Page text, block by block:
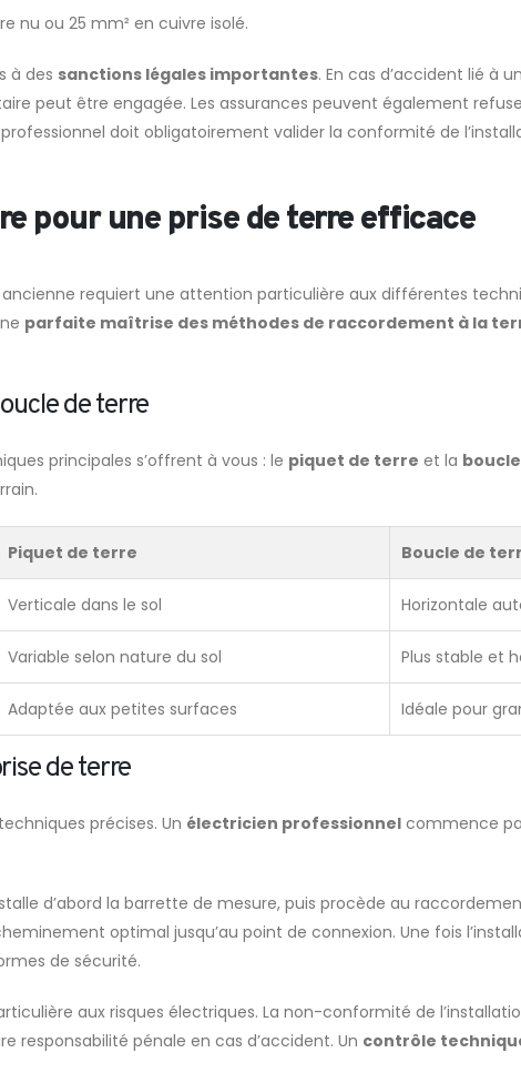
nu ou 25 mm² en cuivre isolé.
à des sanctions légales importantes. En cas d’accident lié à
peut être engagée. Les assurances peuvent également
doit obligatoirement valider la conformité de
pour une prise de terre efficace
requiert une attention particulière aux différentes
parfaite maîtrise des méthodes de raccordement à la
de terre
principales s’offrent à vous : le piquet de terre et la
Piquet de terre Boucle de
Verticale dans le sol Horizontale
Variable selon nature du sol Plus stable et
Adaptée aux petites surfaces Idéale pour
de terre
précises. Un électricien professionnel commence
d’abord la barrette de mesure, puis procède au
optimal jusqu’au point de connexion. Une fois
de sécurité.
aux risques électriques. La non-conformité de
responsabilité pénale en cas d’accident. Un contrôle